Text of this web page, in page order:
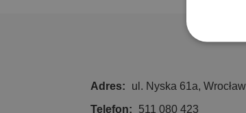
Adres:
ul. Nyska 61a,
Telefon:
511 080 423